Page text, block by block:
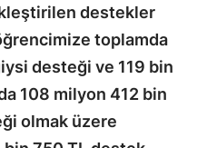
destekler
toplamda
desteği ve 119 bin
108 milyon 412 bin
olmak üzere